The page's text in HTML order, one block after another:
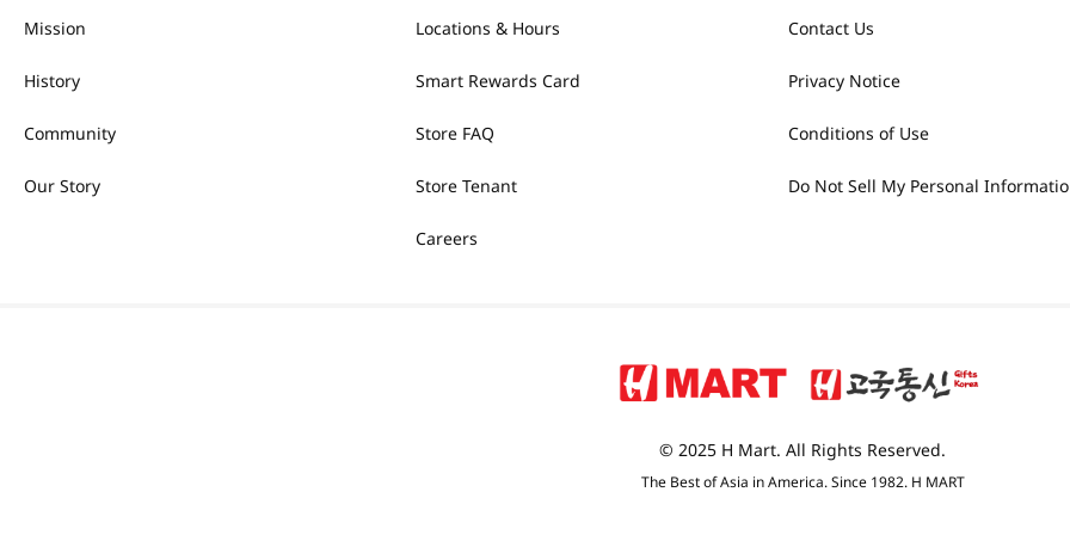
Mission
History
Community
Our Story
Locations & Hours
Smart Rewards Card
Store FAQ
Store Tenant
Careers
Contact Us
Privacy Notice
Conditions of Use
Do Not Sell My Personal
© 2025 H Mart. All Rights Reserved.
The Best of Asia in America. Since 1982. H MART